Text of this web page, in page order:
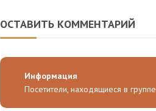
ОСТАВИТЬ КОММЕНТАРИЙ
Информация
Посетители, находящиеся в группе